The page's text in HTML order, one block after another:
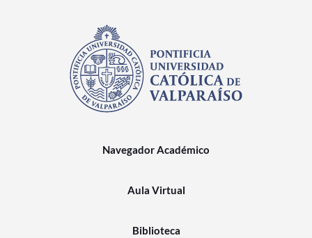
Navegador Académico
Aula Virtual
Biblioteca